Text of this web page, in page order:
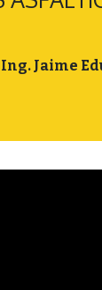
Ing. Jaime